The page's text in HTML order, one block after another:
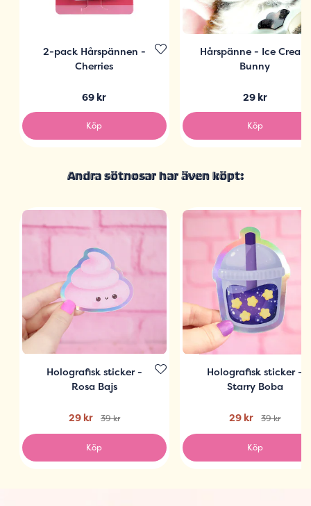
2-pack Hårspännen -
Cherries
69 kr
Köp
Hårspänne - Ice Cream
Bunny
29 kr
Köp
Andra sötnosar har även köpt:
Holografisk sticker -
Rosa Bajs
29 kr 39 kr
Köp
Holografisk sticker -
Starry Boba
29 kr 39 kr
Köp